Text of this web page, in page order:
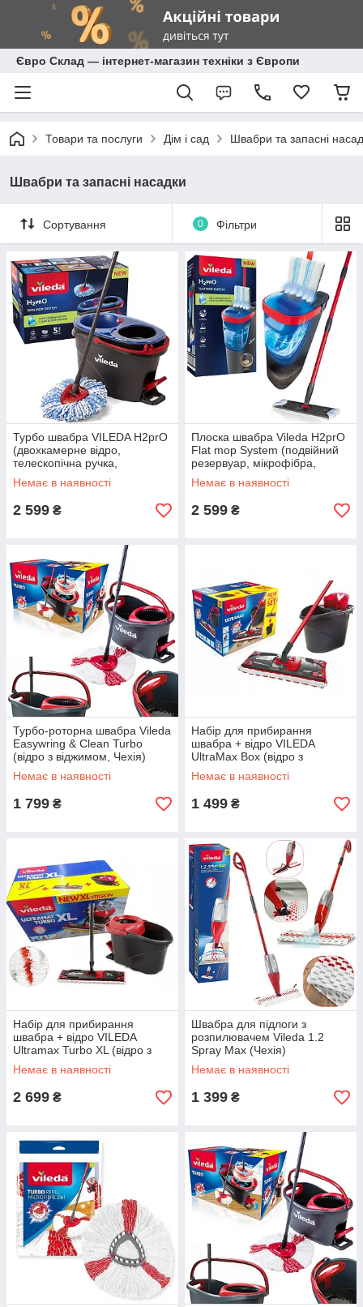
Євро Склад — інтернет-магазин техніки з Європи
Товари та послуги Дім і сад Швабри та запасні
Швабри та запасні насадки
Сортування 0 Фільтри
Турбо швабра VILEDA H2prO
(двохкамерне відро,
телескопічна ручка,
мікрофібра, Польща)
Немає в наявності
2 599 ₴
Плоска швабра Vileda H2prO
Flat mop System (подвійний
резервуар, мікрофібра,
обертова головка 360°)
Немає в наявності
2 599 ₴
Турбо-роторна швабра Vileda
Easywring & Clean Turbo
(відро з віджимом, Чехія)
Немає в наявності
1 799 ₴
Набір для прибирання
швабра + відро VILEDA
UltraMax Box (відро з
відтискачем, Чехія)
Немає в наявності
1 499 ₴
Набір для прибирання
швабра + відро VILEDA
Ultramax Turbo XL (відро з
відтискачем, 42 см, Чехія)
Немає в наявності
2 699 ₴
Швабра для підлоги з
розпилювачем Vileda 1.2
Spray Max (Чехія)
Немає в наявності
1 399 ₴